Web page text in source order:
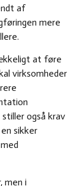
af
mere
at føre
virksomheder
også krav
sikker
men i